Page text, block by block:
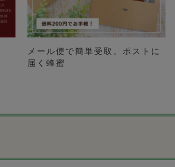
メール便で簡単受取。ポストに
届く蜂蜜